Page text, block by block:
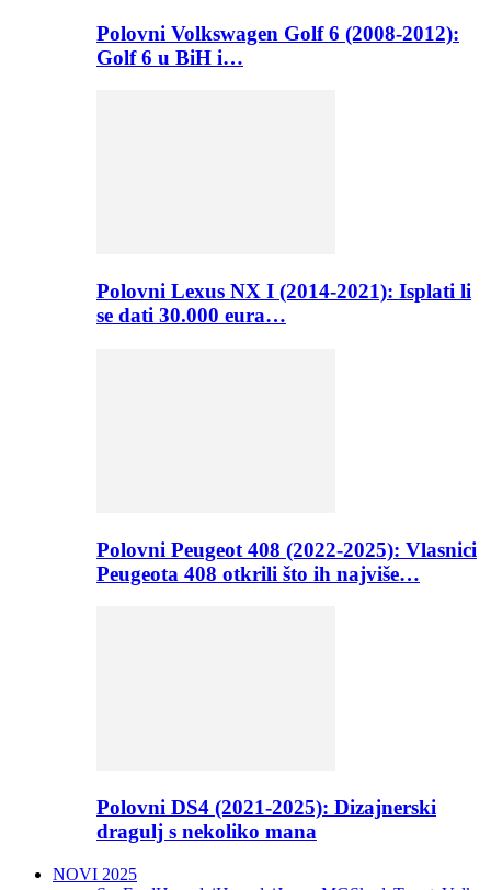
Polovni Volkswagen Golf 6 (2008-2012):
Golf 6 u BiH i…
Polovni Lexus NX I (2014-2021): Isplati li
se dati 30.000 eura…
Polovni Peugeot 408 (2022-2025): Vlasnici
Peugeota 408 otkrili što ih najviše…
Polovni DS4 (2021-2025): Dizajnerski
dragulj s nekoliko mana
NOVI 2025